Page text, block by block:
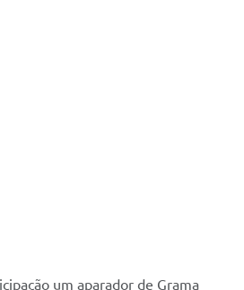
um aparador de Grama